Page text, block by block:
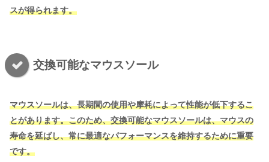
スが得られます。
交換可能なマウスソール
マウスソールは、長期間の使用や摩耗によって性能が低下するこ
とがあります。このため、交換可能なマウスソールは、マウスの
寿命を延ばし、常に最適なパフォーマンスを維持するために重要
です。